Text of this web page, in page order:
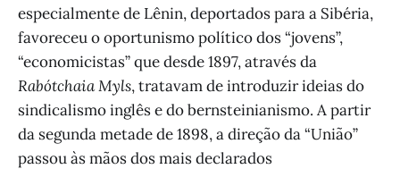
especialmente de Lênin, deportados para a Sibéria,
favoreceu o oportunismo político dos “jovens”,
“economicistas” que desde 1897, através da
Rabótchaia Myls, tratavam de introduzir ideias do
sindicalismo inglês e do bernsteinianismo. A partir
da segunda metade de 1898, a direção da “União”
passou às mãos dos mais declarados